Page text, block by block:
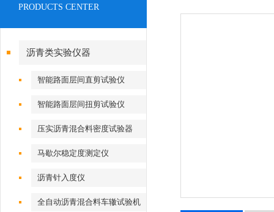
PRODUCTS CENTER
沥青类实验仪器
智能路面层间直剪试验仪
智能路面层间扭剪试验仪
压实沥青混合料密度试验器
马歇尔稳定度测定仪
沥青针入度仪
全自动沥青混合料车辙试验机